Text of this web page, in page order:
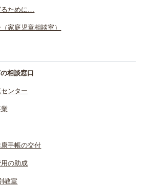
ために…
家庭児童相談室）
相談窓口
ンター
手帳の交付
の助成
教室